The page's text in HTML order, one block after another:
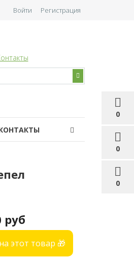
0
0
0
Войти Регистрация
руб
этот товар 🎁